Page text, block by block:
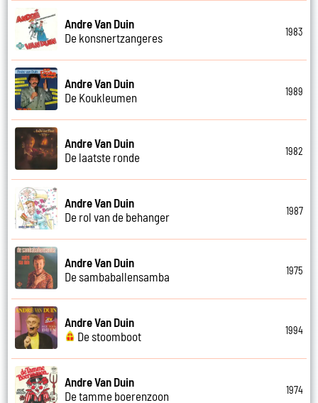
Andre Van Duin
De konsnertzangeres
1983
Andre Van Duin
De Koukleumen
1989
Andre Van Duin
De laatste ronde
1982
Andre Van Duin
De rol van de behanger
1987
Andre Van Duin
De sambaballensamba
1975
Andre Van Duin
De stoomboot
1994
Andre Van Duin
De tamme boerenzoon
1974